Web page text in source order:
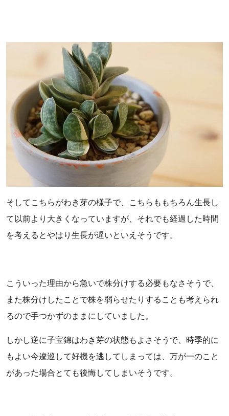
そしてこちらがわき芽の様子で、こちらももちろん生長し
て以前より大きくなっていますが、それでも経過した時間
を考えるとやはり生長が遅いといえそうです。
こういった理由から急いで株分けする必要もなさそうで、
また株分けしたことで株を弱らせたりすることも考えられ
るので手つかずのままにしていました。
しかし逆に子宝錦はわき芽の状態もよさそうで、時季的に
もよい今逡巡して好機を逃してしまっては、万が一のこと
があった場合とても後悔してしまいそうです。